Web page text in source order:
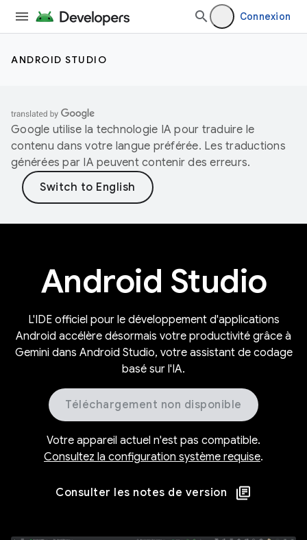
Connexion
ANDROID STUDIO
Google utilise la technologie IA pour traduire le
contenu dans votre langue préférée. Les traductions
générées par IA peuvent contenir des erreurs.
Android Studio
L'IDE officiel pour le développement d'applications
Android accélère désormais votre productivité grâce à
Gemini dans Android Studio, votre assistant de codage
basé sur l'IA.
Téléchargement non disponible
Votre appareil actuel n'est pas compatible.
Consultez la configuration système requise.
Consulter les notes de version